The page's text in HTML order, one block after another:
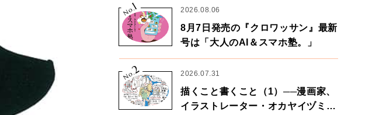
No.
1 2026.08.06
8月7日発売の『クロワッサン』最新
号は「大人のAI＆スマホ塾。」
No.2 2026.07.31
描くこと書くこと（1）──漫画家、
イラストレーター・オカヤイヅミさ